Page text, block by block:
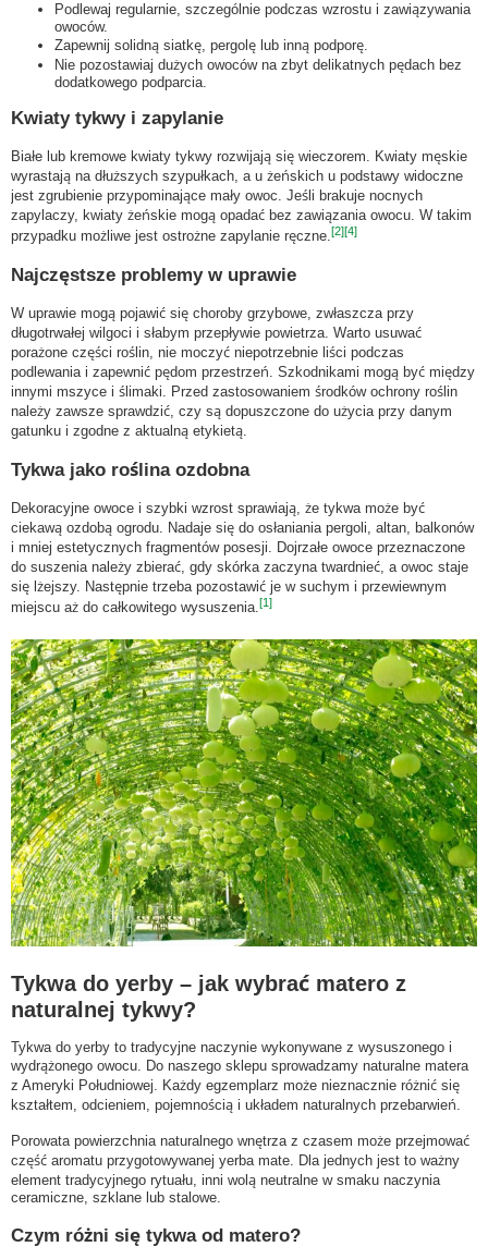
Podlewaj regularnie, szczególnie podczas wzrostu i zawiązywania
owoców.
Zapewnij solidną siatkę, pergolę lub inną podporę.
Nie pozostawiaj dużych owoców na zbyt delikatnych pędach bez
dodatkowego podparcia.
Kwiaty tykwy i zapylanie
Białe lub kremowe kwiaty tykwy rozwijają się wieczorem. Kwiaty męskie
wyrastają na dłuższych szypułkach, a u żeńskich u podstawy widoczne
jest zgrubienie przypominające mały owoc. Jeśli brakuje nocnych
zapylaczy, kwiaty żeńskie mogą opadać bez zawiązania owocu. W takim
przypadku możliwe jest ostrożne zapylanie ręczne.[2][4]
Najczęstsze problemy w uprawie
W uprawie mogą pojawić się choroby grzybowe, zwłaszcza przy
długotrwałej wilgoci i słabym przepływie powietrza. Warto usuwać
porażone części roślin, nie moczyć niepotrzebnie liści podczas
podlewania i zapewnić pędom przestrzeń. Szkodnikami mogą być między
innymi mszyce i ślimaki. Przed zastosowaniem środków ochrony roślin
należy zawsze sprawdzić, czy są dopuszczone do użycia przy danym
gatunku i zgodne z aktualną etykietą.
Tykwa jako roślina ozdobna
Dekoracyjne owoce i szybki wzrost sprawiają, że tykwa może być
ciekawą ozdobą ogrodu. Nadaje się do osłaniania pergoli, altan, balkonów
i mniej estetycznych fragmentów posesji. Dojrzałe owoce przeznaczone
do suszenia należy zbierać, gdy skórka zaczyna twardnieć, a owoc staje
się lżejszy. Następnie trzeba pozostawić je w suchym i przewiewnym
miejscu aż do całkowitego wysuszenia.[1]
Tykwa do yerby – jak wybrać matero z
naturalnej tykwy?
Tykwa do yerby to tradycyjne naczynie wykonywane z wysuszonego i
wydrążonego owocu. Do naszego sklepu sprowadzamy naturalne matera
z Ameryki Południowej. Każdy egzemplarz może nieznacznie różnić się
kształtem, odcieniem, pojemnością i układem naturalnych przebarwień.
Porowata powierzchnia naturalnego wnętrza z czasem może przejmować
część aromatu przygotowywanej yerba mate. Dla jednych jest to ważny
element tradycyjnego rytuału, inni wolą neutralne w smaku naczynia
ceramiczne, szklane lub stalowe.
Czym różni się tykwa od matero?